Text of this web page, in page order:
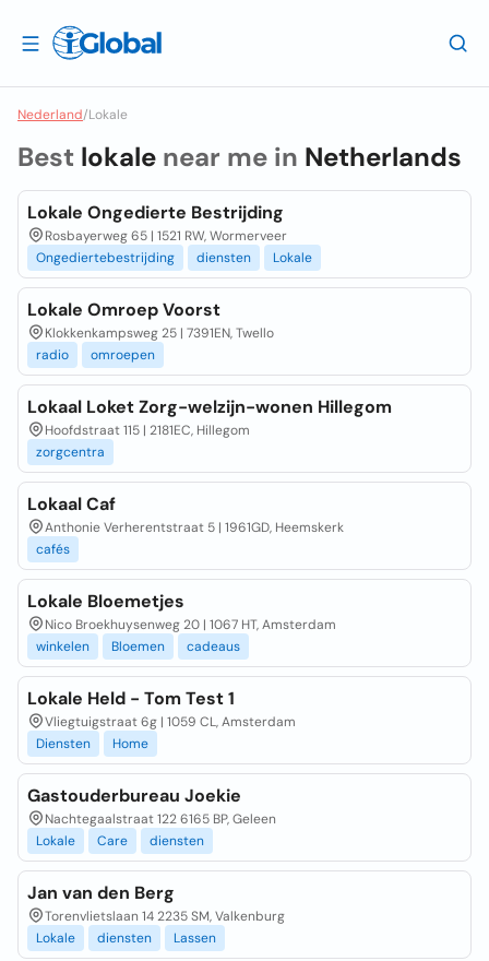
Nederland/Lokale
Best lokale near me in Netherlands
Lokale Ongedierte Bestrijding
Rosbayerweg 65 | 1521 RW, Wormerveer
Ongediertebestrijding
diensten Lokale
Lokale Omroep Voorst
Klokkenkampsweg 25 | 7391EN, Twello
radio
omroepen
Lokaal Loket Zorg-welzijn-wonen Hillegom
Hoofdstraat 115 | 2181EC, Hillegom
zorgcentra
Lokaal Caf
Anthonie Verherentstraat 5 | 1961GD, Heemskerk
cafés
Lokale Bloemetjes
Nico Broekhuysenweg 20 | 1067 HT, Amsterdam
winkelen
Bloemen cadeaus
Lokale Held - Tom Test 1
Vliegtuigstraat 6g | 1059 CL, Amsterdam
Diensten
Home
Gastouderbureau Joekie
Nachtegaalstraat 122 6165 BP, Geleen
Lokale
Care diensten
Jan van den Berg
Torenvlietslaan 14 2235 SM, Valkenburg
Lokale
diensten Lassen